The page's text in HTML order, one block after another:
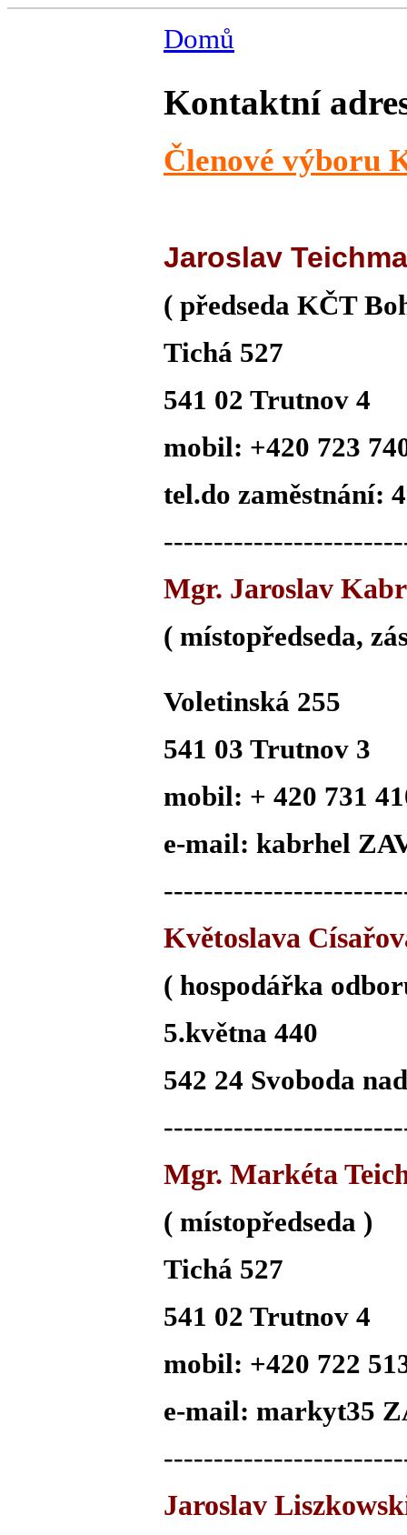
Domů
Kontaktní
Členové výboru
Jaroslav
( předseda KČT
Tichá 527
541 02 Trutnov 4
mobil: +420 723
tel.do zaměstnání:
Mgr. Jaroslav
( místopředseda,
Voletinská 255
541 03 Trutnov 3
mobil: + 420 731
e-mail: kabrhel
Květoslava
( hospodářka
5.května 440
542 24 Svoboda
Mgr. Markéta
( místopředseda )
Tichá 527
541 02 Trutnov 4
mobil: +420 722
e-mail: markyt35
Jaroslav